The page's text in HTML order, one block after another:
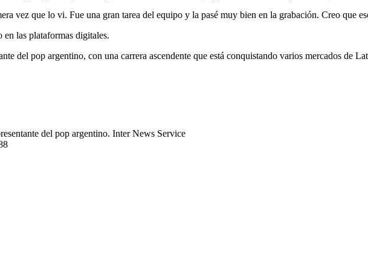
vez que lo vi. Fue una gran tarea del equipo y la pasé muy bien en la grabación. Creo que
las plataformas digitales.
del pop argentino, con una carrera ascendente que está conquistando varios mercados de
del pop argentino. Inter News Service